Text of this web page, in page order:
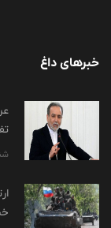
خبرهای داغ